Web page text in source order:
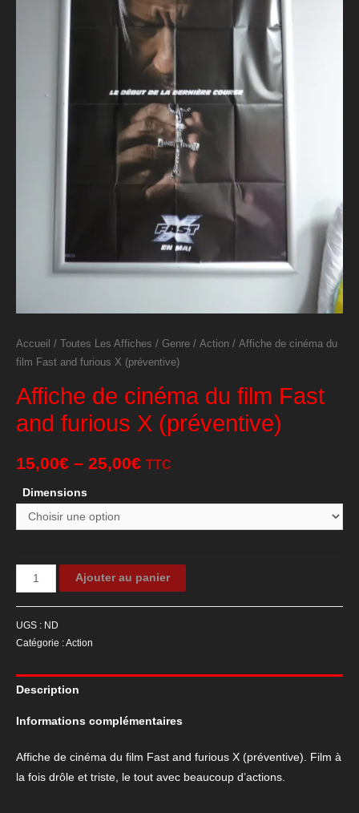
Accueil / Toutes Les Affiches / Genre / Action / Affiche de cinéma du
film Fast and furious X (préventive)
Affiche de cinéma du film Fast
and furious X (préventive)
15,00€ – 25,00€ TTC
Dimensions
quantité
de
du
film
Fast
furious
X
Ajouter au panier
UGS : ND
Catégorie :Action
Description
Informations complémentaires
Affiche de cinéma du film Fast and furious X (préventive). Film à
la fois drôle et triste, le tout avec beaucoup d’actions.